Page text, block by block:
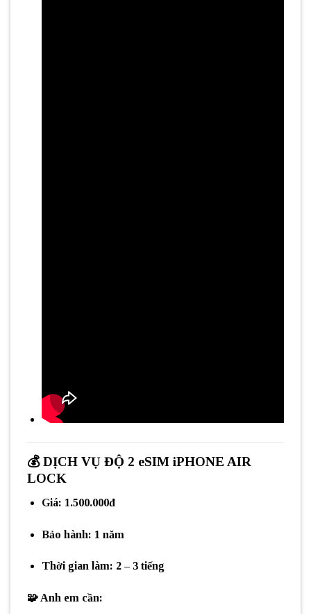
💰DỊCH VỤ ĐỘ 2 eSIM iPHONE AIR
LOCK
Giá: 1.500.000đ
Bảo hành: 1 năm
Thời gian làm: 2 – 3 tiếng
🧩 Anh em cần: